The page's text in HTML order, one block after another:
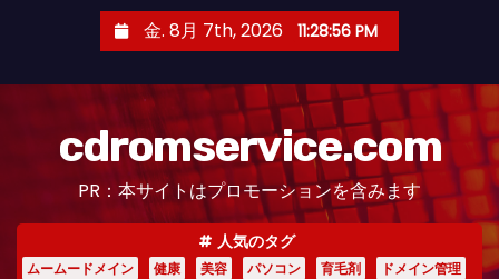
金. 8月 7th, 2026 11:28:58 PM
cdromservice.com
PR：本サイトはプロモーションを含みます
人気のタグ
ムームードメイン 健康 美容 パソコン 育毛剤
ドメイン管理